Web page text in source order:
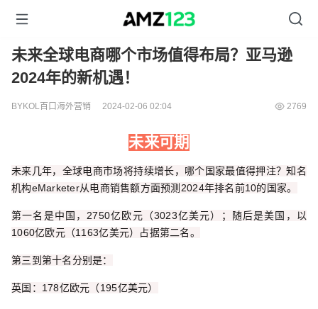
未来全球电商哪个市场值得布局？亚马逊
2024年的新机遇！
BYKOL百口海外营销 2024-02-06 02:04 2769
未来可期
未来几年，全球电商市场将持续增长，哪个国家最值得押注？知名
机构eMarketer从电商销售额方面预测2024年排名前10的国家。
第一名是中国，2750亿欧元（3023亿美元）；随后是美国，以
1060亿欧元（1163亿美元）占据第二名。
第三到第十名分别是：
英国：178亿欧元（195亿美元）